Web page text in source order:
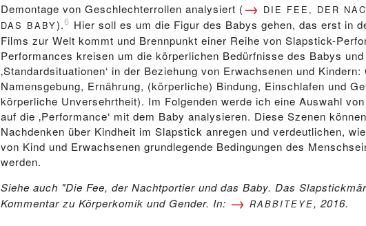
Demontage von Geschlechterrollen analysiert (
DIE FEE, DER
DAS BABY).6 Hier soll es um die Figur des Babys gehen, das erst in
Films zur Welt kommt und Brennpunkt einer Reihe von Slapstick-
Performances kreisen um die körperlichen Bedürfnisse des Babys und
‚Standardsituationen‘ in der Beziehung von Erwachsenen und Kindern:
Namensgebung, Ernährung, (körperliche) Bindung, Einschlafen und
körperliche Unversehrtheit). Im Folgenden werde ich eine Auswahl
auf die ‚Performance‘ mit dem Baby analysieren. Diese Szenen
Nachdenken über Kindheit im Slapstick anregen und verdeutlichen,
von Kind und Erwachsenen grundlegende Bedingungen des
werden.
Siehe auch "Die Fee, der Nachtportier und das Baby. Das
Kommentar zu Körperkomik und Gender. In:
RABBITEYE, 2016.